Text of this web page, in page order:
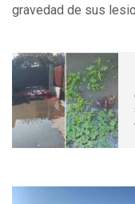
gravedad de sus